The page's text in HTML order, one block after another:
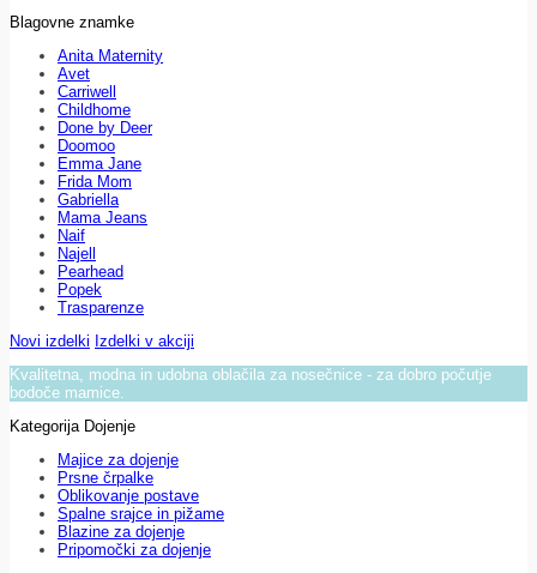
Blagovne znamke
Anita Maternity
Avet
Carriwell
Childhome
Done by Deer
Doomoo
Emma Jane
Frida Mom
Gabriella
Mama Jeans
Naif
Najell
Pearhead
Popek
Trasparenze
Novi izdelki Izdelki v akciji
Kvalitetna, modna in udobna oblačila za nosečnice - za dobro počutje
bodoče mamice.
Kategorija Dojenje
Majice za dojenje
Prsne črpalke
Oblikovanje postave
Spalne srajce in pižame
Blazine za dojenje
Pripomočki za dojenje